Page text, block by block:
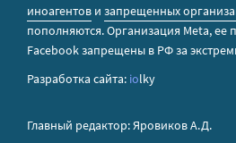
иноагентов и запрещенных
пополняются. Организация Metа, ее
Facebook запрещены в РФ за
Разработка сайта: iolky
Главный редактор: Яровиков А.Д.